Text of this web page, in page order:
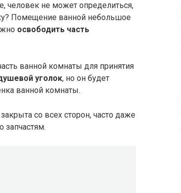
человек не может определиться,
Помещение ванной небольшое
освободить часть
ванной комнаты для принятия
уголок, но он будет
ванной комнаты.
со всех сторон, часто даже
запчастям.